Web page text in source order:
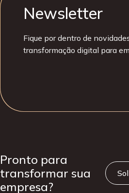
Newsletter
Fique por dentro de
transformação digital para
Pronto para
transformar sua
empresa?